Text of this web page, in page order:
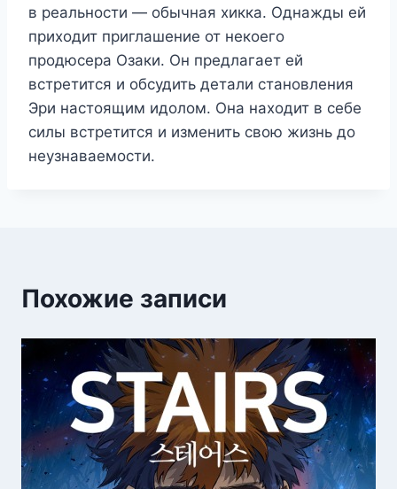
в реальности — обычная хикка. Однажды ей
приходит приглашение от некоего
продюсера Озаки. Он предлагает ей
встретится и обсудить детали становления
Эри настоящим идолом. Она находит в себе
силы встретится и изменить свою жизнь до
неузнаваемости.
Похожие записи